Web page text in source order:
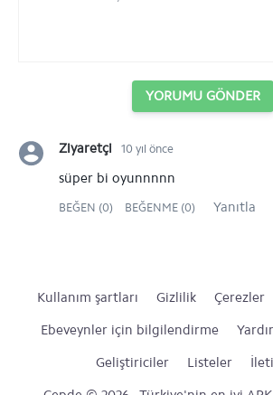
YORUMU GÖNDER
Ziyaretçi 10 yıl önce
süper bi oyunnnnn
BEĞEN (0) BEĞENME (0) Yanıtla
Kullanım şartları Gizlilik Çerezler
Ebeveynler için bilgilendirme
Geliştiriciler
Listeler